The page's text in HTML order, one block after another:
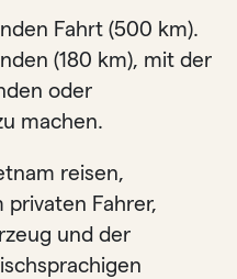
Fahrt (500 km).
(180 km), mit der
oder
machen.
reisen,
Fahrer,
und der